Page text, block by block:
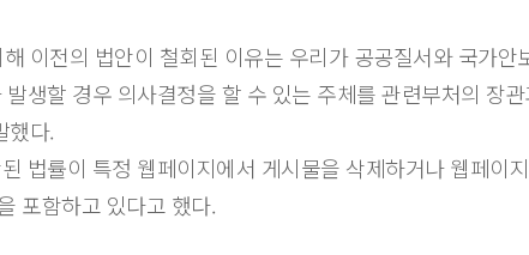
이전의 법안이 철회된 이유는 우리가 공공질서와 국가
발생할 경우 의사결정을 할 수 있는 주체를 관련부처의 장
했다.
법률이 특정 웹페이지에서 게시물을 삭제하거나 웹페
포함하고 있다고 했다.